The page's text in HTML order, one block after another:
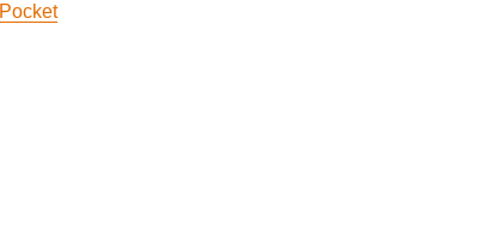
Pocket